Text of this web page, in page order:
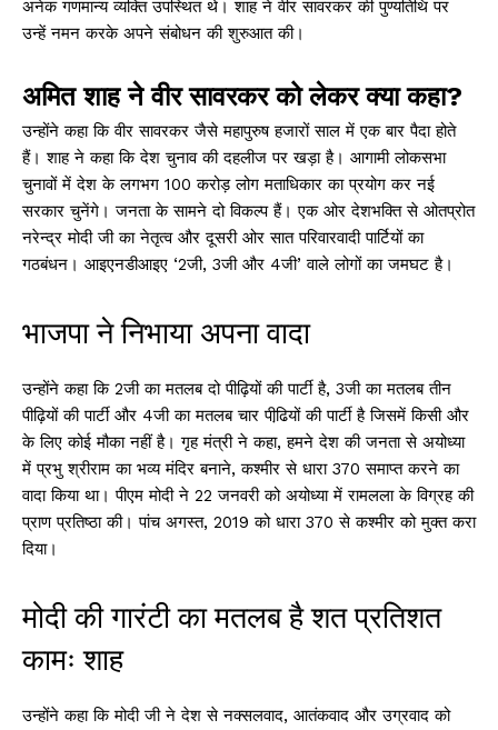
अनेक गणमान्य व्यक्ति उपस्थित थे। शाह ने वीर सावरकर की पुण्यतिथि पर
उन्हें नमन करके अपने संबोधन की शुरुआत की।
अमित शाह ने वीर सावरकर को लेकर क्या कहा?
उन्होंने कहा कि वीर सावरकर जैसे महापुरुष हजारों साल में एक बार पैदा होते
हैं। शाह ने कहा कि देश चुनाव की दहलीज पर खड़ा है। आगामी लोकसभा
चुनावों में देश के लगभग 100 करोड़ लोग मताधिकार का प्रयोग कर नई
सरकार चुनेंगे। जनता के सामने दो विकल्प हैं। एक ओर देशभक्ति से ओतप्रोत
नरेन्द्र मोदी जी का नेतृत्व और दूसरी ओर सात परिवारवादी पार्टियों का
गठबंधन। आइएनडीआइए ‘2जी, 3जी और 4जी’ वाले लोगों का जमघट है।
भाजपा ने निभाया अपना वादा
उन्होंने कहा कि 2जी का मतलब दो पीढ़ियों की पार्टी है, 3जी का मतलब तीन
पीढ़ियों की पार्टी और 4जी का मतलब चार पीढि़यों की पार्टी है जिसमें किसी और
के लिए कोई मौका नहीं है। गृह मंत्री ने कहा, हमने देश की जनता से अयोध्या
में प्रभु श्रीराम का भव्य मंदिर बनाने, कश्मीर से धारा 370 समाप्त करने का
वादा किया था। पीएम मोदी ने 22 जनवरी को अयोध्या में रामलला के विग्रह की
प्राण प्रतिष्ठा की। पांच अगस्त, 2019 को धारा 370 से कश्मीर को मुक्त करा
दिया।
मोदी की गारंटी का मतलब है शत प्रतिशत
कामः शाह
उन्होंने कहा कि मोदी जी ने देश से नक्सलवाद, आतंकवाद और उग्रवाद को